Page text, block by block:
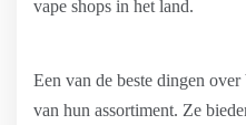
vape shops in het land.
Een van de beste dingen
van hun assortiment. Ze